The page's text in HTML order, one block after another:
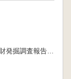
安城市埋蔵文化財発掘調査報告書第17集